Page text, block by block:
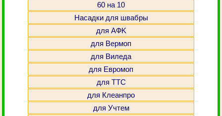
60 на 10
Насадки для швабры
для АФK
для Вермоп
для Виледа
для Евромоп
для ТТС
для Клеанпро
для Учтем